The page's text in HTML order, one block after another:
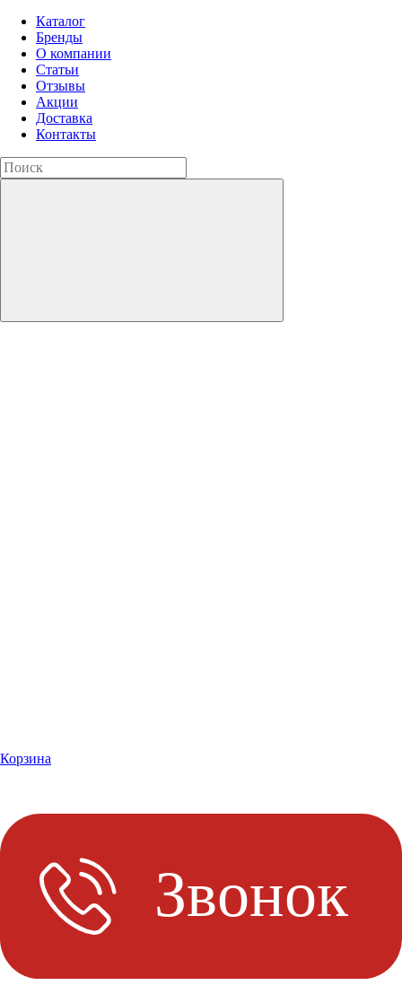
Каталог
Бренды
О компании
Статьи
Отзывы
Акции
Доставка
Контакты
Корзина